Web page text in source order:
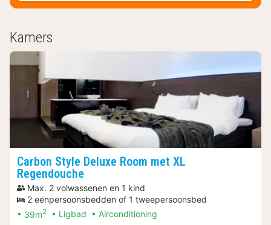
Kamers
Carbon Style Deluxe Room met XL
Regendouche
Max. 2 volwassenen en 1 kind
2 eenpersoonsbedden of 1 tweepersoonsbed
39m2 Ligbad Airconditioning